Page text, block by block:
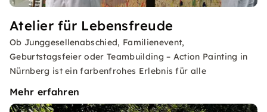
Atelier für Lebensfreude
Ob Junggesellenabschied, Familienevent,
Geburtstagsfeier oder Teambuilding – Action Painting in
Nürnberg ist ein farbenfrohes Erlebnis für alle
Mehr erfahren